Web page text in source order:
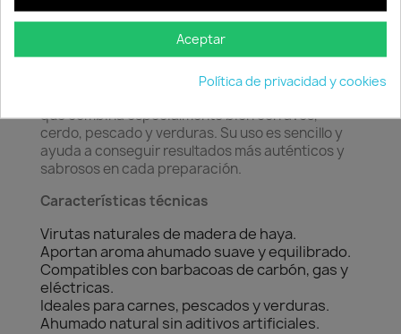
LosWeber Chips Ahumados de Madera de Haya
permiten enriquecer los alimentos con un aroma
suave, equilibrado y ligeramente dulce. Son
ideales para utilizar en barbacoas de carbón, gas
o eléctricas compatibles con ahumado. La
que combina especialmente bien con aves,
cerdo, pescado y verduras. Su uso es sencillo y
ayuda a conseguir resultados más auténticos y
sabrosos en cada preparación.
Características técnicas
Virutas naturales de madera de haya.
Aportan aroma ahumado suave y equilibrado.
Compatibles con barbacoas de carbón, gas y
eléctricas.
Ideales para carnes, pescados y verduras.
Ahumado natural sin aditivos artificiales.
Aceptar
Política de privacidad y cookies